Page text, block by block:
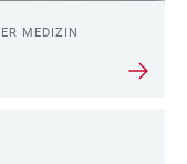
MEDIZIN